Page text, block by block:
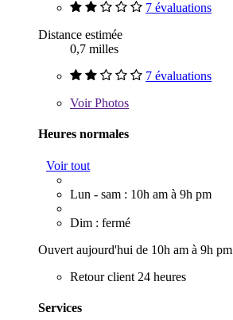
7 évaluations
Distance estimée
0,7 milles
7 évaluations
VoirPhotos
Heures normales
Voir tout
Lun - sam : 10h am à 9h pm
Dim : fermé
Ouvert aujourd'hui de 10h am à 9h pm
Retour client 24 heures
Services